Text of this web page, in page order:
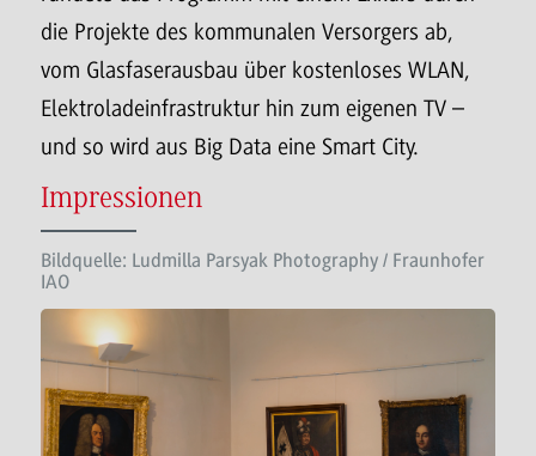
die Projekte des kommunalen Versorgers ab,
vom Glasfaserausbau über kostenloses WLAN,
Elektroladeinfrastruktur hin zum eigenen TV –
und so wird aus Big Data eine Smart City.
Impressionen
Bildquelle: Ludmilla Parsyak Photography / Fraunhofer
IAO